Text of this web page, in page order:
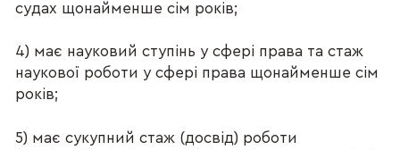
судах щонайменше сім років;
4) має науковий ступінь у сфері права та стаж
наукової роботи у сфері права щонайменше сім
років;
5) має сукупний стаж (досвід) роботи